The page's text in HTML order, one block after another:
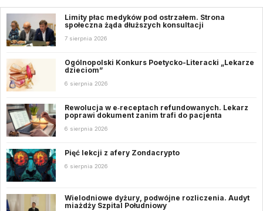
Limity płac medyków pod ostrzałem. Strona
społeczna żąda dłuższych konsultacji
7 sierpnia 2026
Ogólnopolski Konkurs Poetycko-Literacki „Lekarze
dzieciom”
6 sierpnia 2026
Rewolucja w e‑receptach refundowanych. Lekarz
poprawi dokument zanim trafi do pacjenta
6 sierpnia 2026
Pięć lekcji z afery Zondacrypto
6 sierpnia 2026
Wielodniowe dyżury, podwójne rozliczenia. Audyt
miażdży Szpital Południowy